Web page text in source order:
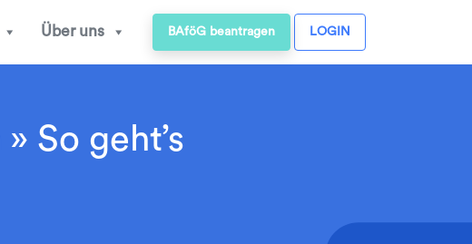
LOGIN
BAföG beantragen
Über uns
So geht’s